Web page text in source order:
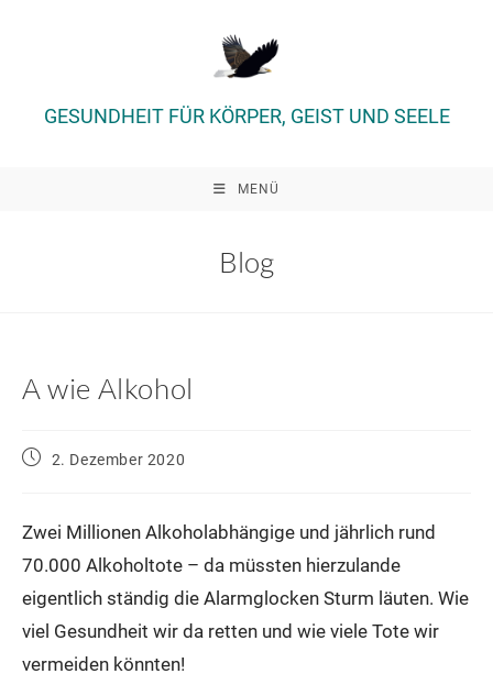
GESUNDHEIT FÜR KÖRPER, GEIST UND SEELE
MENÜ
Blog
A wie Alkohol
Beitrag2. Dezember 2020
Zwei Millionen Alkoholabhängige und jährlich rund
70.000 Alkoholtote – da müssten hierzulande
eigentlich ständig die Alarmglocken Sturm läuten. Wie
viel Gesundheit wir da retten und wie viele Tote wir
vermeiden könnten!